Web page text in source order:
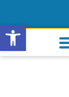
פתח